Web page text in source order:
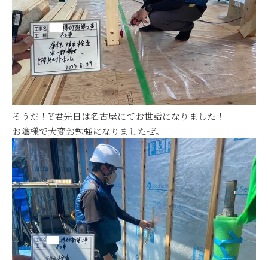
そうだ！Y君先日は名古屋にてお世話になりました！
お陰様で大変お勉強になりましたぜ。